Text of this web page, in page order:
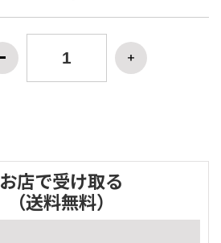
お店で受け取る
（送料無料）